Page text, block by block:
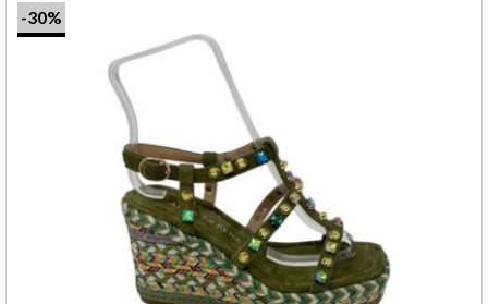
-30%